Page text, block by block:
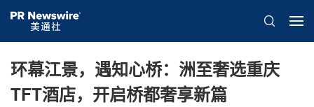
环幕江景，遇知心桥：洲至奢选重庆
TFT酒店，开启桥都奢享新篇